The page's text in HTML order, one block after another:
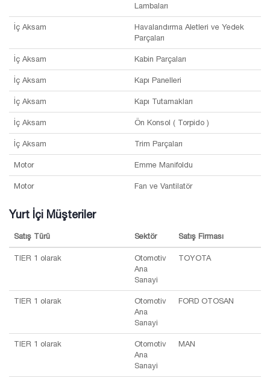
Lambaları
İç Aksam
Havalandırma Aletleri ve Yedek
Parçaları
İç Aksam Kabin Parçaları
İç Aksam Kapı Panelleri
İç Aksam Kapı Tutamakları
İç Aksam Ön Konsol ( Torpido )
İç Aksam Trim Parçaları
Motor Emme Manifoldu
Motor Fan ve Vantilatör
Yurt İçi Müşteriler
Satış Türü Sektör Satış Firması
TIER 1 olarak
Otomotiv
Ana
Sanayi
TOYOTA
TIER 1 olarak
Otomotiv
Ana
Sanayi
FORD OTOSAN
TIER 1 olarak
Otomotiv
Ana
Sanayi
MAN